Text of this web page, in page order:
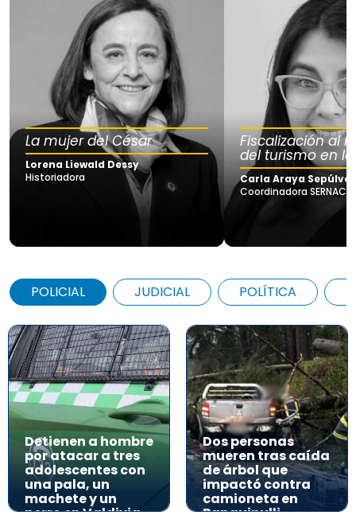
La mujer del César
Lorena Liewald Dessy
Historiadora
Fiscalización al
del turismo en
Carla Araya
Coordinadora SERNAC
POLICIAL JUDICIAL POLÍTICA
Detienen a hombre
por atacar a tres
adolescentes con
una pala, un
machete y un
perro en Valdivia
Dos personas
mueren tras caída
de árbol que
impactó contra
camioneta en
Panguipulli